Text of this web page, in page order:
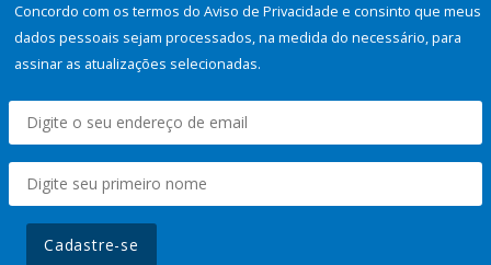
Concordo com os termos do Aviso de Privacidade e consinto que meus
dados pessoais sejam processados, na medida do necessário, para
assinar as atualizações selecionadas.
Cadastre-se